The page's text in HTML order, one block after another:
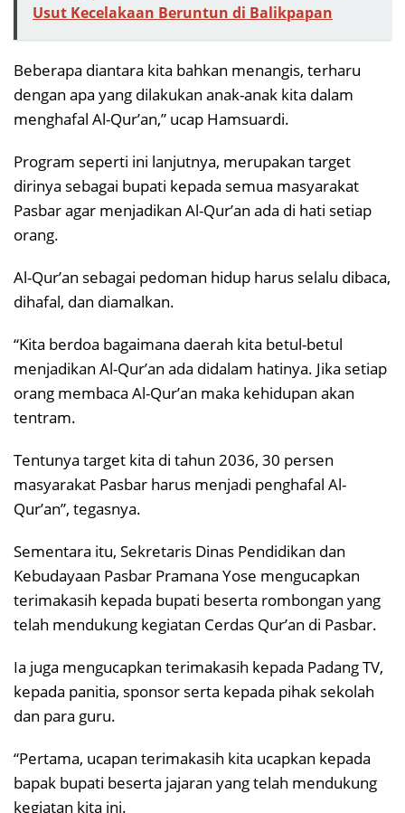
Usut Kecelakaan Beruntun di Balikpapan
Beberapa diantara kita bahkan menangis, terharu
dengan apa yang dilakukan anak-anak kita dalam
menghafal Al-Qur’an,” ucap Hamsuardi.
Program seperti ini lanjutnya, merupakan target
dirinya sebagai bupati kepada semua masyarakat
Pasbar agar menjadikan Al-Qur’an ada di hati setiap
orang.
Al-Qur’an sebagai pedoman hidup harus selalu dibaca,
dihafal, dan diamalkan.
“Kita berdoa bagaimana daerah kita betul-betul
menjadikan Al-Qur’an ada didalam hatinya. Jika setiap
orang membaca Al-Qur’an maka kehidupan akan
tentram.
Tentunya target kita di tahun 2036, 30 persen
masyarakat Pasbar harus menjadi penghafal Al-
Qur’an”, tegasnya.
Sementara itu, Sekretaris Dinas Pendidikan dan
Kebudayaan Pasbar Pramana Yose mengucapkan
terimakasih kepada bupati beserta rombongan yang
telah mendukung kegiatan Cerdas Qur’an di Pasbar.
Ia juga mengucapkan terimakasih kepada Padang TV,
kepada panitia, sponsor serta kepada pihak sekolah
dan para guru.
“Pertama, ucapan terimakasih kita ucapkan kepada
bapak bupati beserta jajaran yang telah mendukung
kegiatan kita ini.